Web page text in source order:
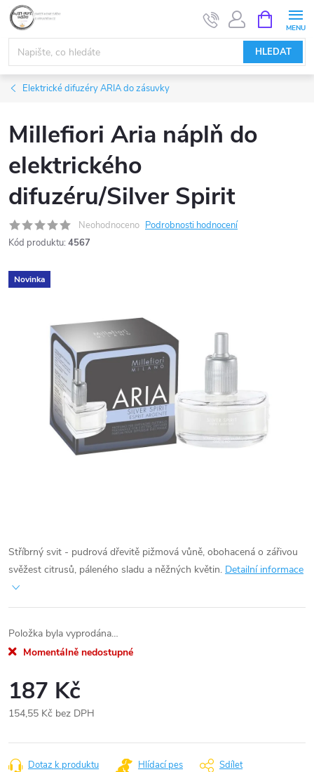
Přejít
obsah
HLEDAT
NÁKUPNÍ
KOŠÍK
Elektrické difuzéry ARIA do zásuvky
Millefiori Aria náplň do
elektrického
difuzéru/Silver Spirit
Neohodnoceno Podrobnosti hodnocení
Kód produktu: 4567
Novinka
Stříbrný svit - pudrová dřevitě pižmová vůně, obohacená o zářivou
svěžest citrusů, páleného sladu a něžných květin. Detailní informace
Položka byla vyprodána…
Momentálně nedostupné
187 Kč
154,55 Kč bez DPH
cena:
Dotaz k produktu Hlídací pes Sdílet